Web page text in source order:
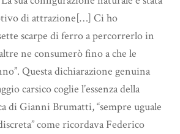
di attrazione[…] Ci ho
scarpe di ferro a percorrerlo in
ne consumerò fino a che le
Questa dichiarazione genuina
carsico coglie l’essenza della
di Gianni Brumatti, “sempre uguale
come ricordava Federico